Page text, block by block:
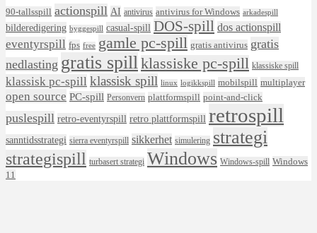
90-tallsspill actionspill AI antivirus antivirus for Windows arkadespill
bilderedigering byggespill casual-spill DOS-spill dos actionspill
eventyrspill fps free gamle pc-spill gratis antivirus gratis
nedlasting gratis spillklassiske pc-spill klassiske spill
klassisk pc-spill klassisk spill linux logikkspill mobilspill multiplayer
open source PC-spill Personvern plattformspill point-and-click
puslespill retro-eventyrspill retro plattformspill retrospill
sanntidsstrategi sierra eventyrspill sikkerhet simulering strategi
strategispill turbasert strategi Windows Windows-spill Windows
11